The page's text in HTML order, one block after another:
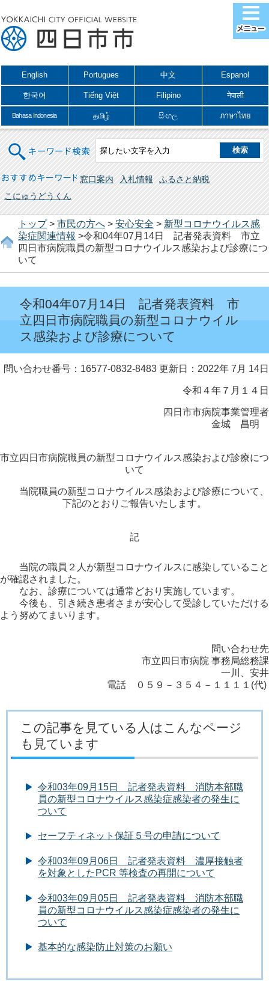
English Portugues 中文 Espanol
한국어 Tiếng Việt Filipino नेपाली
Bahasa Indonesia தமிழ் සිංහල ภาษาไทย
キーワード検索
おすすめキーワード 窓口案内 入札情報
ふるさと納税
こにゅうどうくん
トップ> 市民の方へ > 安心安全 > 新型コロナウイルス感
染症関連情報 >令和04年07月14日 記者発表資料 市立
四日市病院職員の新型コロナウイルス感染および診療につ
いて
令和04年07月14日 記者発表資料 市
立四日市病院職員の新型コロナウイル
ス感染および診療について
問い合わせ番号：16577-0832-8483 更新日：2022年 7月 14日
令和４年７月１４日
四日市市病院事業管理者
金城 昌明
市立四日市病院職員の新型コロナウイルス感染および診療につ
いて
当院職員の新型コロナウイルス感染および診療について、
下記のとおりご報告いたします。
記
当院の職員２人が新型コロナウイルスに感染していること
が確認されました。
なお、診療については通常どおり実施しています。
今後も、引き続き患者さまが安心して受診していただける
よう努めてまいります。
問い合わせ先
市立四日市病院 事務局総務課
一川、安井
電話 ０５９－３５４－１１１１(代)
この記事を見ている人はこんなページ
も見ています
令和03年09月15日 記者発表資料 消防本部職
員の新型コロナウイルス感染症感染者の発生に
ついて
セーフティネット保証５号の申請について
令和03年09月06日 記者発表資料 濃厚接触者
を対象としたPCR 等検査の再開について
令和03年09月05日 記者発表資料 消防本部職
員の新型コロナウイルス感染症感染者の発生に
ついて
基本的な感染防止対策のお願い